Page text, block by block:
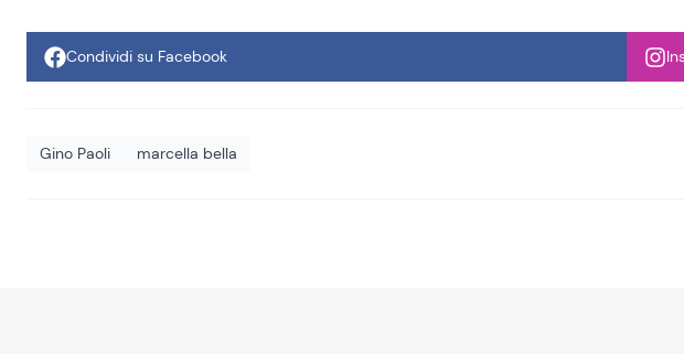
Condividi su Facebook
Gino Paoli marcella bella